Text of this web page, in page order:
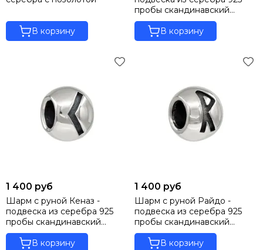
В корзину
пробы скандинавский
оберег
В корзину
1 400 руб
Шарм с руной Кеназ -
подвеска из серебра 925
пробы скандинавский
оберег
В корзину
1 400 руб
Шарм с руной Райдо -
подвеска из серебра 925
пробы скандинавский
оберег
В корзину